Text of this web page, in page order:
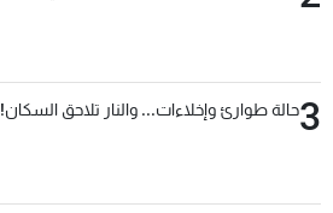
3حالة طوارئ وإخلاءات... والنار تلاحق السكان!